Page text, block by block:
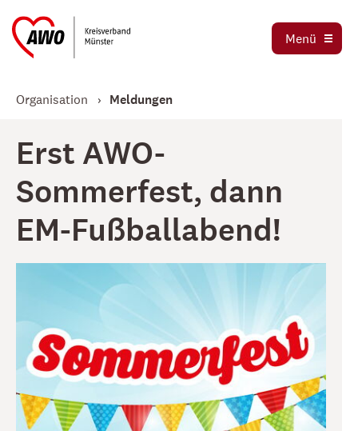
Menü
Ortsvereine
Organisation
Meldungen
Erst AWO-
Sommerfest, dann
EM-Fußballabend!